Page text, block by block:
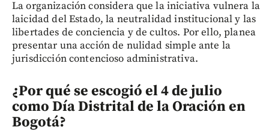
La organización considera que la iniciativa vulnera la
laicidad del Estado, la neutralidad institucional y las
libertades de conciencia y de cultos. Por ello, planea
presentar una acción de nulidad simple ante la
jurisdicción contencioso administrativa.
¿Por qué se escogió el 4 de julio
como Día Distrital de la Oración en
Bogotá?